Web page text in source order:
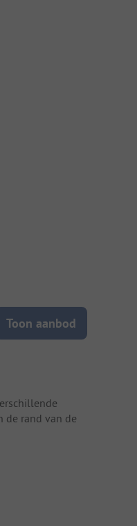
Toon aanbod
de rand van de